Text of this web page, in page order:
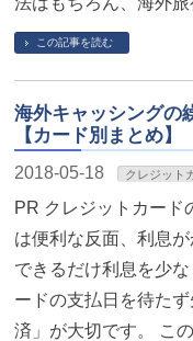
この記事を読む
海外キャッシングの
【カード別まとめ】
2018-05-18 クレジット
PR クレジットカード
は便利な反面、利息が
できるだけ利息を少
ードの支払日を待た
済」が大切です。 こ